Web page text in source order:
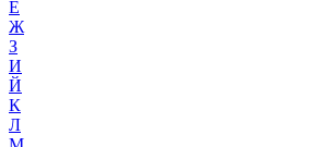
Е
Ж
З
И
Й
К
Л